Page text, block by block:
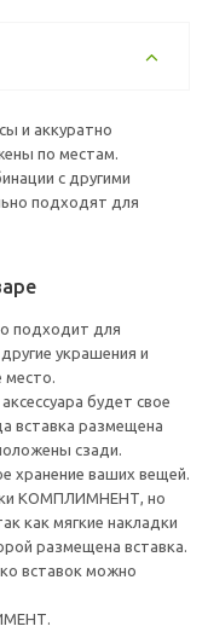
и аккуратно
по местам.
с другими
подходят для
подходит для
украшения и
будет свое
вставка размещена
сзади.
хранение ваших вещей.
КОМПЛИМНЕНТ, но
как мягкие накладки
размещена вставка.
вставок можно